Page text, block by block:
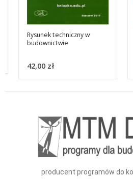
Rysunek techniczny w
budownictwie
42,00zł
producent programów do